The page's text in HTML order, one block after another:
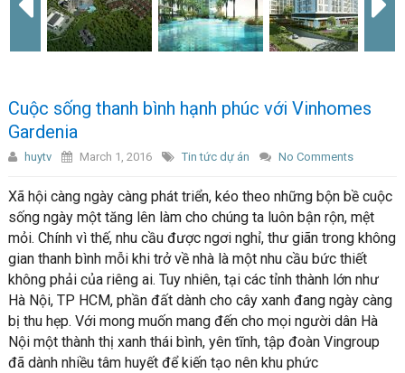
Cuộc sống thanh bình hạnh phúc với Vinhomes
Gardenia
huytv March 1, 2016 Tin tức dự án No Comments
Xã hội càng ngày càng phát triển, kéo theo những bộn bề cuộc
sống ngày một tăng lên làm cho chúng ta luôn bận rộn, mệt
mỏi. Chính vì thế, nhu cầu được ngơi nghỉ, thư giãn trong không
gian thanh bình mỗi khi trở về nhà là một nhu cầu bức thiết
không phải của riêng ai. Tuy nhiên, tại các tỉnh thành lớn như
Hà Nội, TP HCM, phần đất dành cho cây xanh đang ngày càng
bị thu hẹp. Với mong muốn mang đến cho mọi người dân Hà
Nội một thành thị xanh thái bình, yên tĩnh, tập đoàn Vingroup
đã dành nhiều tâm huyết để kiến tạo nên khu phức